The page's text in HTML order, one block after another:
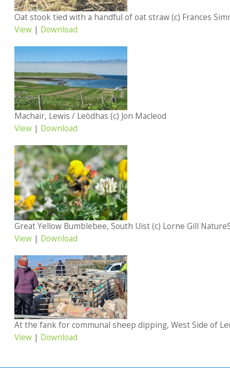
View | Download
Machair, Lewis / Leòdhas (c) Jon Macleod
View | Download
View | Download
View | Download